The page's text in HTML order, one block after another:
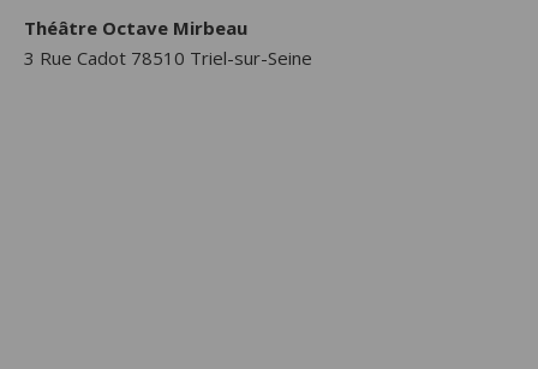
Théâtre Octave Mirbeau
3 Rue Cadot 78510 Triel-sur-Seine